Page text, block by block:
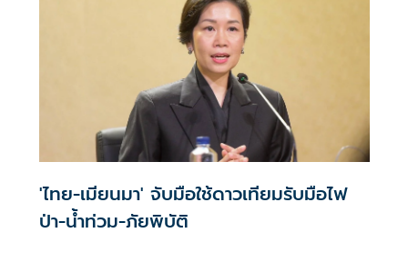
'ไทย-เมียนมา' จับมือใช้ดาวเทียมรับมือไฟ
ป่า-น้ำท่วม-ภัยพิบัติ